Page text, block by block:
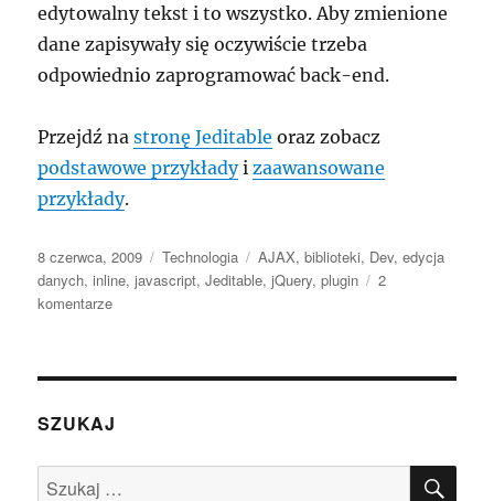
edytowalny tekst i to wszystko. Aby zmienione
dane zapisywały się oczywiście trzeba
odpowiednio zaprogramować back-end.
Przejdź nastronę Jeditable oraz zobacz
podstawowe przykładyizaawansowane
przykłady.
Data
publikacji
8 czerwca, 2009 Kategorie
Technologia Tagi
AJAX,biblioteki, Dev,edycja
danych,inline,javascript,Jeditable,jQuery,plugin
2
komentarzedo
‘inline’
Jeditable
jQuery
SZUKAJ
Szukaj: